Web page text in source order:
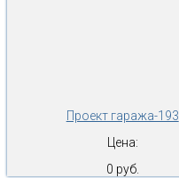
Проект гаража-193
Цена:
0 руб.